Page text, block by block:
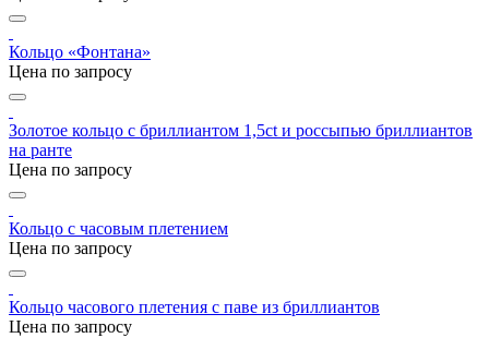
Кольцо «Фонтана»
Цена по запросу
Золотое кольцо с бриллиантом 1,5ct и россыпью бриллиантов
на ранте
Цена по запросу
Кольцо с часовым плетением
Цена по запросу
Кольцо часового плетения с паве из бриллиантов
Цена по запросу